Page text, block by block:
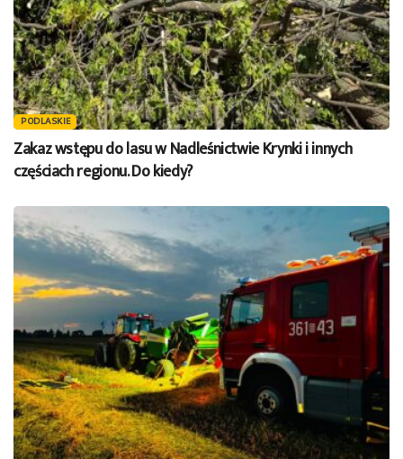
PODLASKIE
Zakaz wstępu do lasu w Nadleśnictwie Krynki i innych
częściach regionu. Do kiedy?